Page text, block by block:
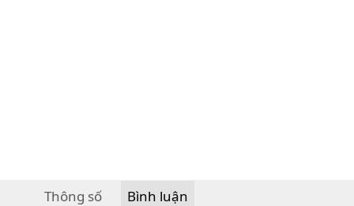
Thông số Bình luận